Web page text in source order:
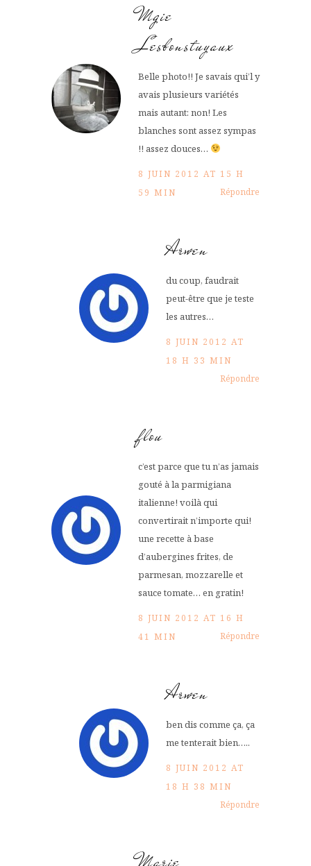
Mgie
Lesbonstuyaux
Belle photo!! Je savais qui’l y
avais plusieurs variétés
mais autant: non! Les
blanches sont assez sympas
!! assez douces…
8 JUIN 2012 AT 15 H
59 MIN
Répondre
Arwen
du coup, faudrait
peut-être que je teste
les autres…
8 JUIN 2012 AT
18 H 33 MIN
Répondre
flou
c’est parce que tu n’as jamais
gouté à la parmigiana
italienne! voilà qui
convertirait n’importe qui!
une recette à base
d’aubergines frites, de
parmesan, mozzarelle et
sauce tomate… en gratin!
8 JUIN 2012 AT 16 H
41 MIN
Répondre
Arwen
ben dis comme ça, ça
me tenterait bien…..
8 JUIN 2012 AT
18 H 38 MIN
Répondre